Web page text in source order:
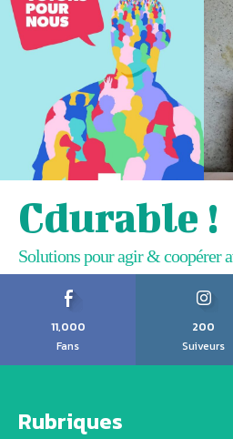
Cdurable !
Solutions pour agir & coopérer
11,000
Fans
200
Suiveurs
Rubriques